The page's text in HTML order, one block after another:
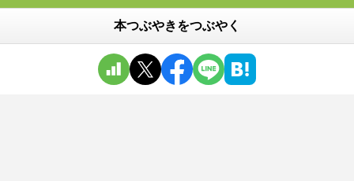
本つぶやきをつぶやく